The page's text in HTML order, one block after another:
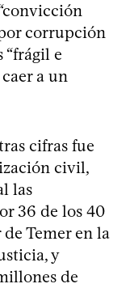
corrupción
“frágil e
a un
cifras fue
civil,
las
36 de los 40
Temer en la
y
de